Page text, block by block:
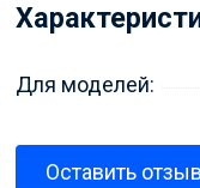
Для моделей:
Оставить отзыв